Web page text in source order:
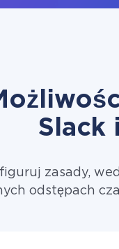
Slack
zasady,
odstępach